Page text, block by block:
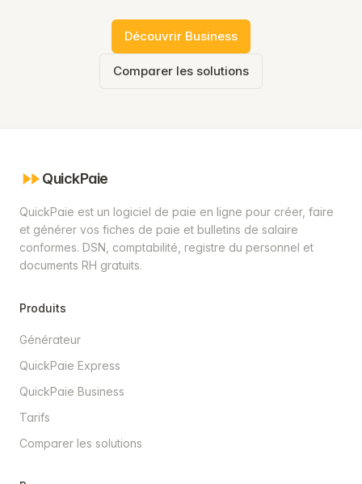
Découvrir Business
Comparer les solutions
QuickPaie
QuickPaie est un logiciel de paie en ligne pour créer, faire
et générer vos fiches de paie et bulletins de salaire
conformes. DSN, comptabilité, registre du personnel et
documents RH gratuits.
Produits
Générateur
QuickPaie Express
QuickPaie Business
Tarifs
Comparer les solutions